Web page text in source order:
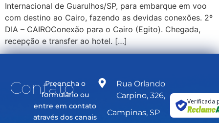
Internacional de Guarulhos/SP, para embarque em voo
com destino ao Cairo, fazendo as devidas conexões. 2º
DIA – CAIROConexão para o Cairo (Egito). Chegada,
recepção e transfer ao hotel. […]
Contato
Preencha o
formulário ou
entre em contato
através dos canais
Rua Orlando
Carpino, 326,
Campinas, SP
Verificada